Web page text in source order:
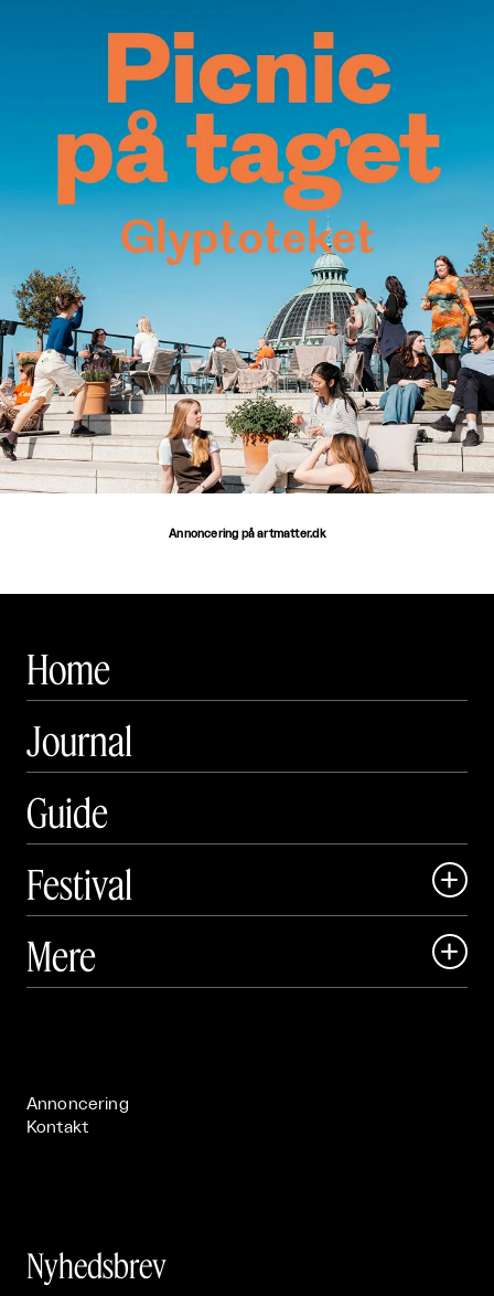
Annoncering på artmatter.dk
Home
Journal
Guide
Festival

 Art Matter Festival
Mere 
Annoncering
Kontakt
Nyhedsbrev